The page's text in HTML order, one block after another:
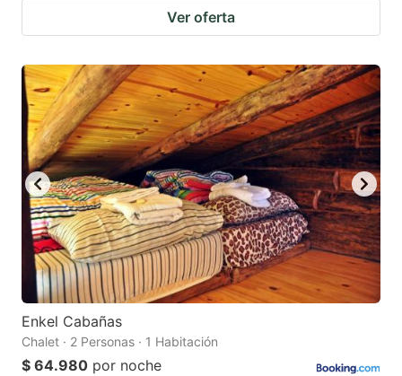
Ver oferta
Enkel Cabañas
Chalet · 2 Personas · 1 Habitación
$ 64.980 por noche